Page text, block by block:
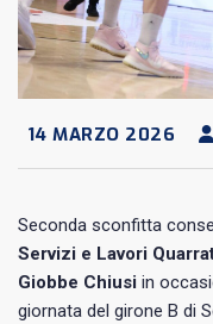
14 MARZO 2026
Seconda sconfitta
Servizi e Lavori
Giobbe Chiusi in
giornata del girone B di